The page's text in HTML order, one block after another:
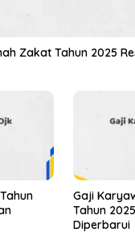
Zakat Tahun 2025
Gaji
Tahun
Diperbarui